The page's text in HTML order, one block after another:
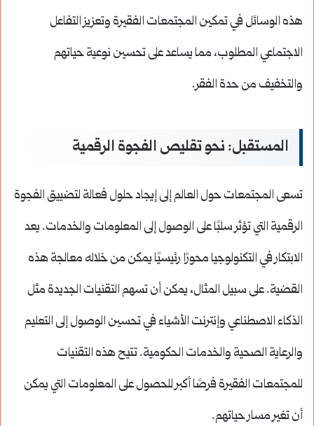
هذه الوسائل في تمكين المجتمعات الفقيرة وتعزيز التفاعل
الاجتماعي المطلوب، مما يساعد على تحسين نوعية حياتهم
والتخفيف من حدة الفقر.
المستقبل: نحو تقليص الفجوة الرقمية
تسعى المجتمعات حول العالم إلى إيجاد حلول فعالة لتضييق الفجوة
الرقمية التي تؤثر سلبًا على الوصول إلى المعلومات والخدمات. يعد
الابتكار في التكنولوجيا محورًا رئيسيًا يمكن من خلاله معالجة هذه
القضية. على سبيل المثال، يمكن أن تسهم التقنيات الجديدة مثل
الذكاء الاصطناعي وإنترنت الأشياء في تحسين الوصول إلى التعليم
والرعاية الصحية والخدمات الحكومية. تتيح هذه التقنيات
للمجتمعات الفقيرة فرصًا أكبر للحصول على المعلومات التي يمكن
أن تغير مسار حياتهم.